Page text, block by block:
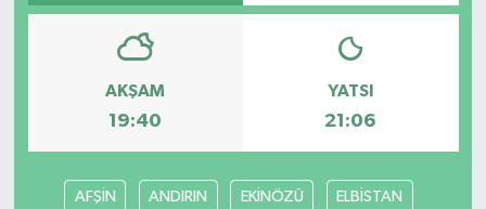
AKŞAM
19:40
YATSI
21:06
AFŞİN ANDIRIN EKİNÖZÜ ELBİSTAN